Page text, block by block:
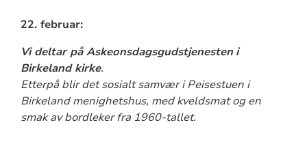
22. februar:
Vi deltar på Askeonsdagsgudstjenesten i
Birkeland kirke.
Etterpå blir det sosialt samvær i Peisestuen i
Birkeland menighetshus, med kveldsmat og en
smak av bordleker fra 1960-tallet.